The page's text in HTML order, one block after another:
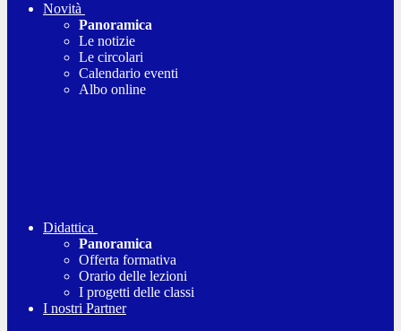
Novità
Panoramica
Le notizie
Le circolari
Calendario eventi
Albo online
Didattica
Panoramica
Offerta formativa
Orario delle lezioni
I progetti delle classi
I nostri Partner